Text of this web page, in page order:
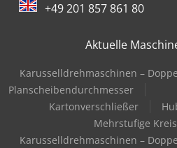
+49 201 857 861 80
Aktuelle
Karusselldrehmaschinen –
Planscheibendurchmesser
Kartonverschließer
Mehrstufige
Karusselldrehmaschinen –